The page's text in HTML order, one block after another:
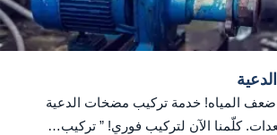
ضعف المياه! خدمة تركيب مضخات الدعية
كلّمنا الآن لتركيب فوري! ” تركيب…